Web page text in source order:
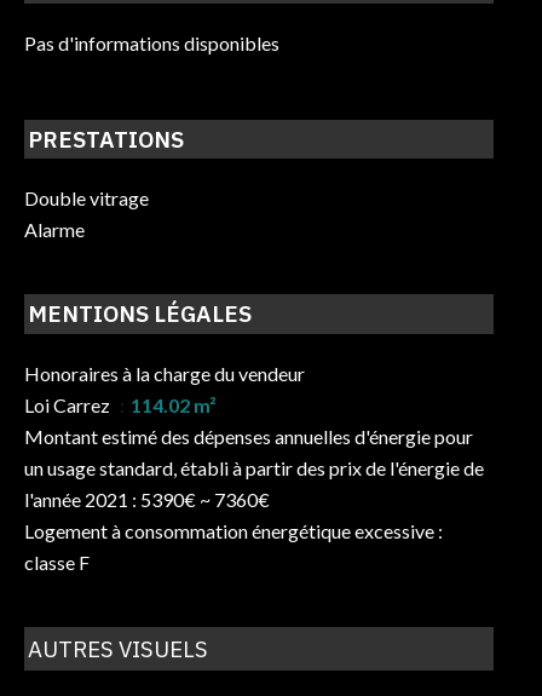
Pas d'informations disponibles
PRESTATIONS
Double vitrage
Alarme
MENTIONS LÉGALES
Honoraires à la charge du vendeur
Loi Carrez
114.02 m²
Montant estimé des dépenses annuelles d'énergie pour
un usage standard, établi à partir des prix de l'énergie de
l'année 2021 : 5390€ ~ 7360€
Logement à consommation énergétique excessive :
classe F
AUTRES VISUELS